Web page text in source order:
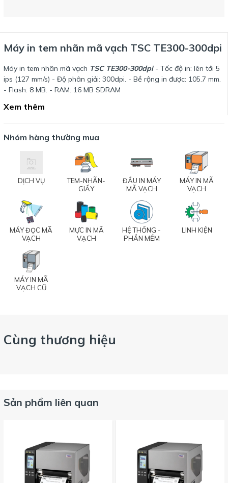
Máy in tem nhãn mã vạch TSC TE300-300dpi
Máy in tem nhãn mã vạch TSC TE300-300dpi - Tốc độ in: lên tới 5
ips (127 mm/s) - Độ phân giải: 300dpi. - Bề rộng in được: 105.7 mm.
- Flash: 8 MB. - RAM: 16 MB SDRAM
Xem thêm
Nhóm hàng thường mua
DỊCH VỤ
TEM-NHÃN-
GIẤY
ĐẦU IN MÁY
MÃ VẠCH
MÁY IN MÃ
VẠCH
MÁY ĐỌC MÃ
VẠCH
MỰC IN MÃ
VẠCH
HỆ THỐNG -
PHẦN MỀM
LINH KIỆN
MÁY IN MÃ
VẠCH CŨ
Cùng thương hiệu
Sản phẩm liên quan